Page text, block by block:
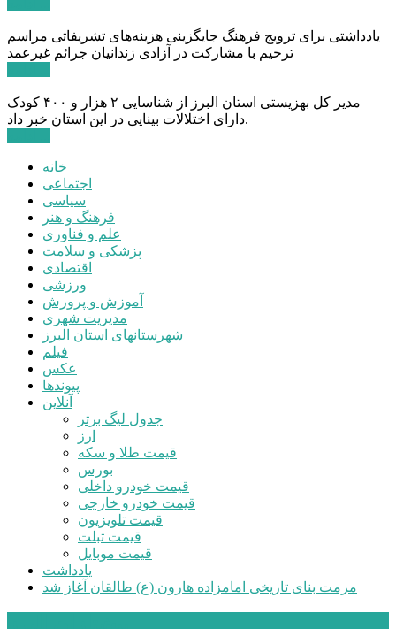
یادداشتی برای ترویج فرهنگ جایگزینی هزینه‌های تشریفاتی مراسم
ترحیم با مشارکت در آزادی زندانیان جرائم غیرعمد
مدیر کل بهزیستی استان البرز از شناسایی ۲ هزار و ۴۰۰ کودک
دارای اختلالات بینایی در این استان خبر داد.
خانه
اجتماعی
سیاسی
فرهنگ و هنر
علم و فناوری
پزشکی و سلامت
اقتصادی
ورزشی
آموزش و پرورش
مدیریت شهری
شهرستانهای استان البرز
فیلم
عکس
پیوندها
آنلاین
جدول لیگ برتر
ارز
قیمت طلا و سکه
بورس
قیمت خودرو داخلی
قیمت خودرو خارجی
قیمت تلویزیون
قیمت تبلت
قیمت موبایل
یادداشت
مرمت بنای تاریخی امامزاده هارون (ع) طالقان آغاز شد